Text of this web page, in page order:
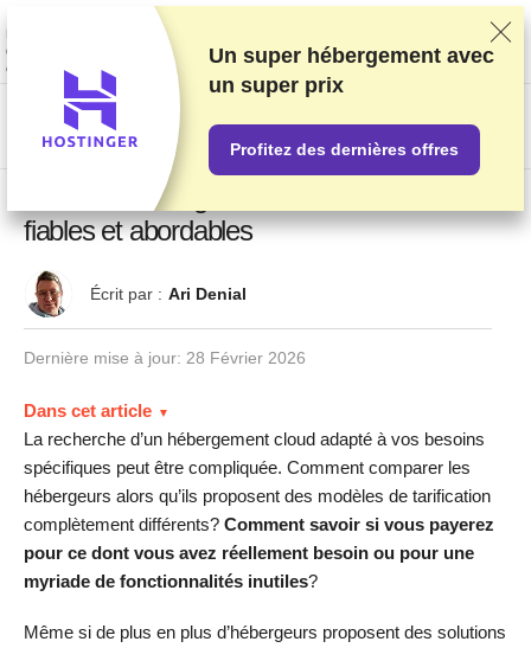
Nous classons nos produits sur la base de tests et de recherches
rigoureux, mais nous tenons également compte de vos commentaires et
des accords commerciaux conclus avec les fournisseurs. Cette page
contient des liens d'affiliation.Information sur la publicité.
US$
Meilleurs hébergeurs sur Cloud en 2026 –
fiables et abordables
Écrit par : Ari Denial
Dernière mise à jour: 28 Février 2026
Dans cet article
La recherche d’un hébergement cloud adapté à vos besoins
spécifiques peut être compliquée. Comment comparer les
hébergeurs alors qu’ils proposent des modèles de tarification
complètement différents? Comment savoir si vous payerez
pour ce dont vous avez réellement besoin ou pour une
myriade de fonctionnalités inutiles?
Même si de plus en plus d’hébergeurs proposent des solutions
Un super hébergement avec
un super prix
Profitez des dernières offres